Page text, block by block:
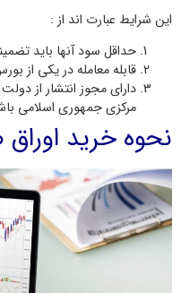
این شرایط عبارت اند از :
حداقل سود آنها باید
قابله معامله در یکی از
دارای مجوز انتشار از
مرکزی جمهوری اسلامی
نحوه خرید